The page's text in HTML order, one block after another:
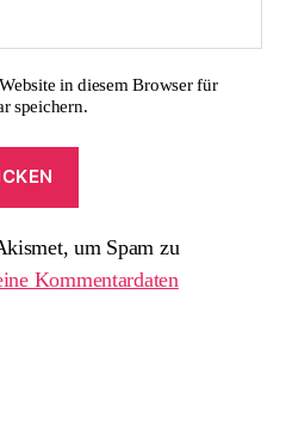
in diesem Browser für
speichern.
um Spam zu
Kommentardaten